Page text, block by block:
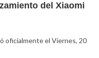
del Xiaomi
oficialmente el Viernes, 20